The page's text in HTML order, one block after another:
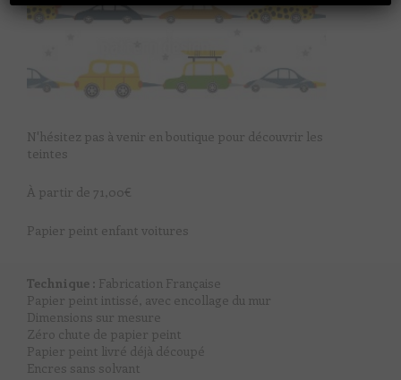
N'hésitez pas à venir en boutique pour découvrir les
teintes
À partir de 71,00€
Papier peint enfant voitures
Technique : Fabrication Française
Papier peint intissé, avec encollage du mur
Dimensions sur mesure
Zéro chute de papier peint
Papier peint livré déjà découpé
Encres sans solvant